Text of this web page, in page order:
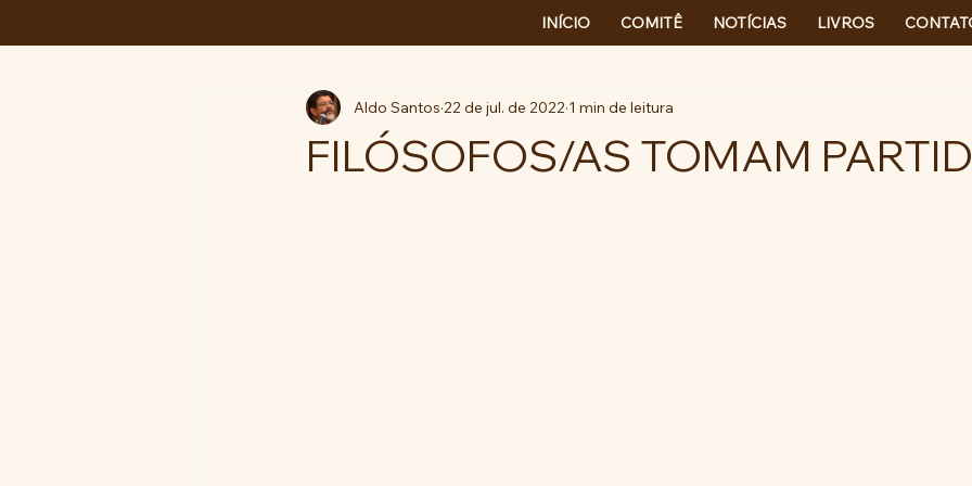
INÍCIO COMITÊ NOTÍCIAS LIVROS
FILÓSOFOS/AS TOMAM
Aldo Santos 22 de jul. de 2022 1 min de leitura